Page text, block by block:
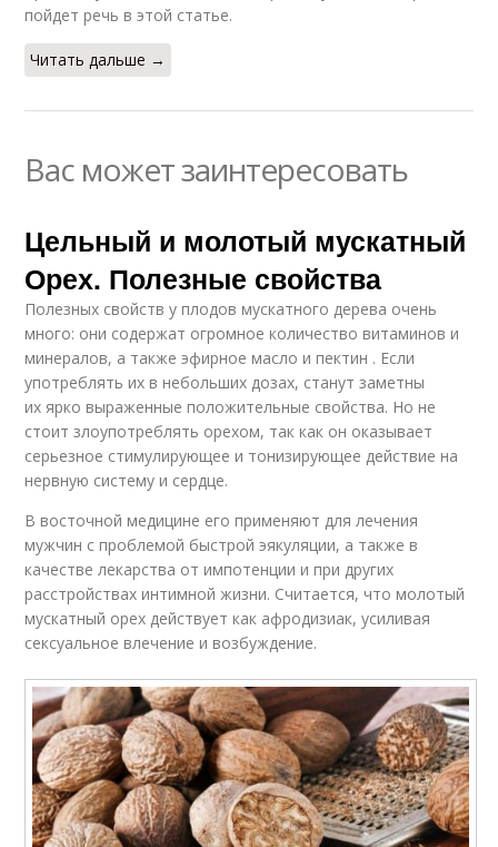
пойдет речь в этой статье.
Читать дальше →
Вас может заинтересовать
Цельный и молотый мускатный
Орех. Полезные свойства
Полезных свойств у плодов мускатного дерева очень
много: они содержат огромное количество витаминов и
минералов, а также эфирное масло и пектин . Если
употреблять их в небольших дозах, станут заметны
их ярко выраженные положительные свойства. Но не
стоит злоупотреблять орехом, так как он оказывает
серьезное стимулирующее и тонизирующее действие на
нервную систему и сердце.
В восточной медицине его применяют для лечения
мужчин с проблемой быстрой эякуляции, а также в
качестве лекарства от импотенции и при других
расстройствах интимной жизни. Считается, что молотый
мускатный орех действует как афродизиак, усиливая
сексуальное влечение и возбуждение.